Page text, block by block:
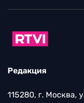
Редакция
115280, г. Москва,